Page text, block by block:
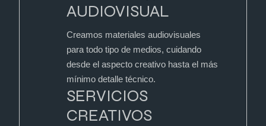
AUDIOVISUAL
Creamos materiales audiovisuales
para todo tipo de medios, cuidando
desde el aspecto creativo hasta el más
mínimo detalle técnico.
SERVICIOS
CREATIVOS